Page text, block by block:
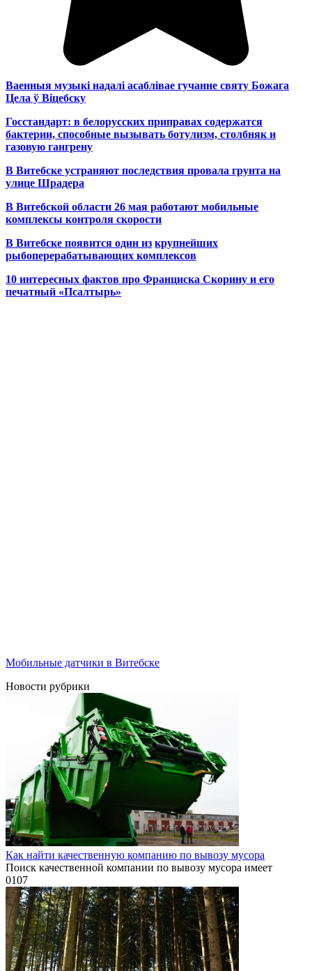
Ваенныя музыкі надалі асаблівае гучанне святу Божага
Цела ў Віцебску
Госстандарт: в белорусских приправах содержатся
бактерии, способные вызывать ботулизм, столбняк и
газовую гангрену
В Витебске устраняют последствия провала грунта на
улице Шрадера
В Витебской области 26 мая работают мобильные
комплексы контроля скорости
В Витебске появится один из крупнейших
рыбоперерабатывающих комплексов
10 интересных фактов про Франциска Скорину и его
печатный «Псалтырь»
Мобильные датчики в Витебске
Новости рубрики
Как найти качественную компанию по вывозу мусора
Поиск качественной компании по вывозу мусора имеет
0107